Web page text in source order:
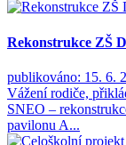
Rekonstrukce ZŠ
publikováno: 15. 6.
Vážení rodiče,
SNEO –
pavilonu A...